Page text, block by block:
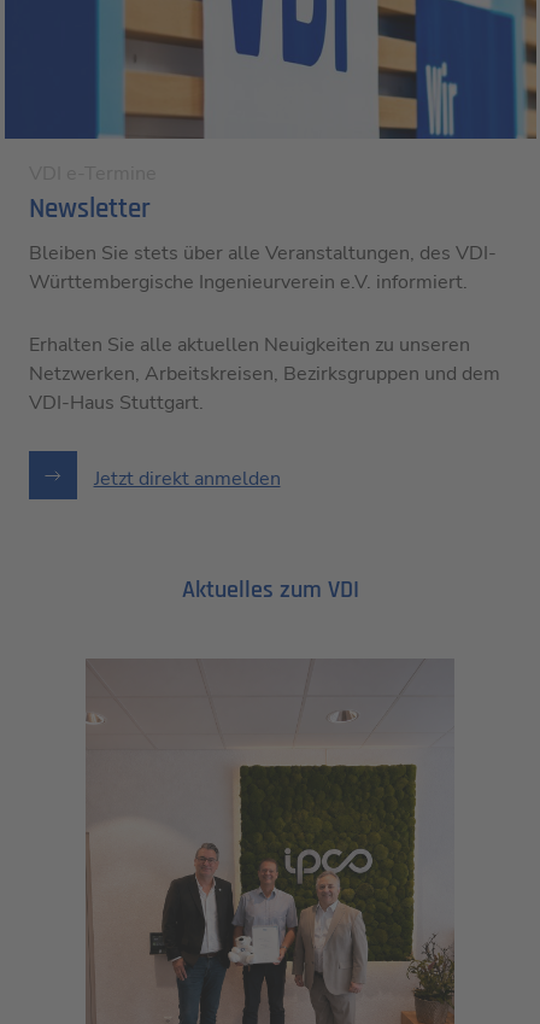
Newsletter
Bleiben Sie stets über alle Veranstaltungen, des VDI-
Württembergische Ingenieurverein e.V. informiert.
Erhalten Sie alle aktuellen Neuigkeiten zu unseren
Netzwerken, Arbeitskreisen, Bezirksgruppen und dem
VDI-Haus Stuttgart.
Jetzt direkt anmelden
Aktuelles zum VDI